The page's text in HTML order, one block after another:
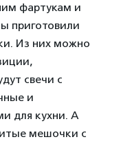
фартукам и
приготовили
Из них можно
свечи с
и
для кухни. А
мешочки с